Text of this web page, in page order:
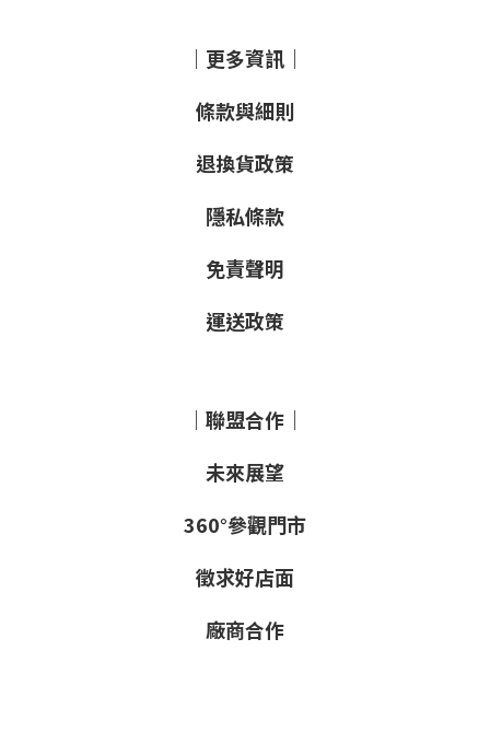
｜更多資訊｜
條款與細則
退換貨政策
隱私條款
免責聲明
運送政策
｜聯盟合作｜
未來展望
360°參觀門市
徵求好店面
廠商合作